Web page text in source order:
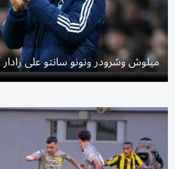
ميلوش وشرودر ونونو سانتو على رادار